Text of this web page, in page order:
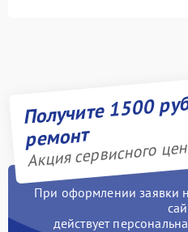
Получите 1500
ремонт
Акция сервисного
При оформлении заявки
действует